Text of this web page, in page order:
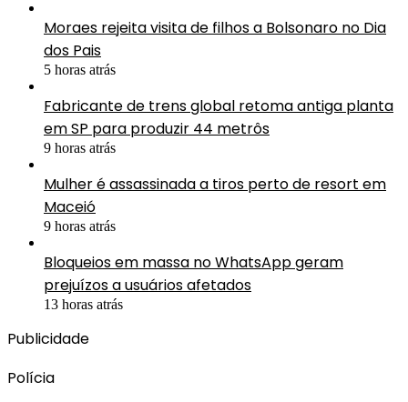
Moraes rejeita visita de filhos a Bolsonaro no Dia
dos Pais
5 horas atrás
Fabricante de trens global retoma antiga planta
em SP para produzir 44 metrôs
9 horas atrás
Mulher é assassinada a tiros perto de resort em
Maceió
9 horas atrás
Bloqueios em massa no WhatsApp geram
prejuízos a usuários afetados
13 horas atrás
Publicidade
Polícia